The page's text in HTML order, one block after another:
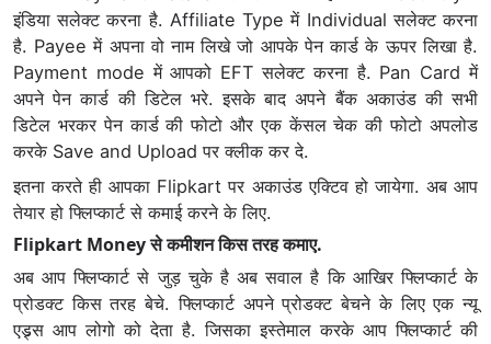
इंडिया सलेक्ट करना है. Affiliate Type में Individual सलेक्ट करना
है. Payee में अपना वो नाम लिखे जो आपके पेन कार्ड के ऊपर लिखा है.
Payment mode में आपको EFT सलेक्ट करना है. Pan Card में
अपने पेन कार्ड की डिटेल भरे. इसके बाद अपने बैंक अकाउंड की सभी
डिटेल भरकर पेन कार्ड की फोटो और एक केंसल चेक की फोटो अपलोड
करके Save and Upload पर क्लीक कर दे.
इतना करते ही आपका Flipkart पर अकाउंड एक्टिव हो जायेगा. अब आप
तेयार हो फ्लिप्कार्ट से कमाई करने के लिए.
Flipkart Money से कमीशन किस तरह कमाए.
अब आप फ्लिप्कार्ट से जुड़ चुके है अब सवाल है कि आखिर फ्लिप्कार्ट के
प्रोडक्ट किस तरह बेचे. फ्लिप्कार्ट अपने प्रोडक्ट बेचने के लिए एक न्यू
एड्र्स आप लोगो को देता है. जिसका इस्तेमाल करके आप फ्लिप्कार्ट की